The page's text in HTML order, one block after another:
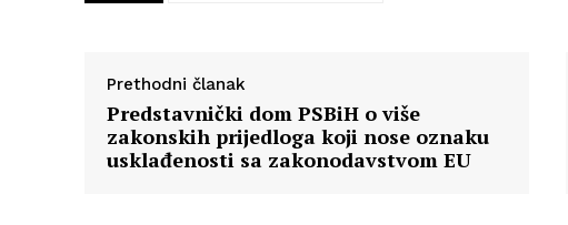
Prethodni članak
Predstavnički dom PSBiH o više
zakonskih prijedloga koji nose oznaku
usklađenosti sa zakonodavstvom EU